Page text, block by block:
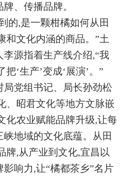
、传播品牌。
,是一颗柑橘如何从田
和文化内涵的商品。”土
源指着生产线介绍,“我
‘生产’变成‘展演’。”
党组书记、局长孙劲松
、昭君文化等地方文脉嵌
化农业赋能品牌升级,让每
地域的文化底蕴。从田
牌,从产业到文化,宜昌以
响力,让“橘都茶乡”名片